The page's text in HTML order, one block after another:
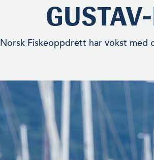
Norsk Fiskeoppdrett har vokst med